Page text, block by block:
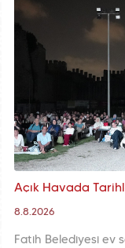
8.8.2026